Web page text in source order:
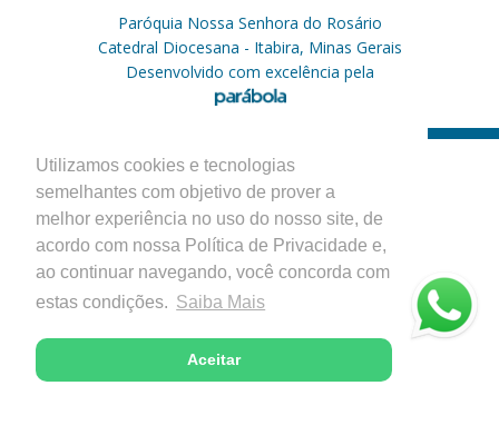
Utilizamos cookies e tecnologias
semelhantes com objetivo de prover a
melhor experiência no uso do nosso site, de
acordo com nossa Política de Privacidade e,
ao continuar navegando, você concorda com
estas condições. Saiba Mais
Aceitar
Paróquia Nossa Senhora do Rosário
Catedral Diocesana - Itabira, Minas Gerais
Desenvolvido com excelência pela